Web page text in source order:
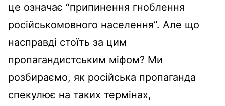
це означає “припинення гноблення
російськомовного населення”. Але що
насправді стоїть за цим
пропагандистським міфом? Ми
розбираємо, як російська пропаганда
спекулює на таких термінах,